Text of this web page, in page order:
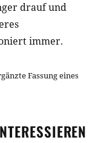
drauf und
immer.
Fassung eines